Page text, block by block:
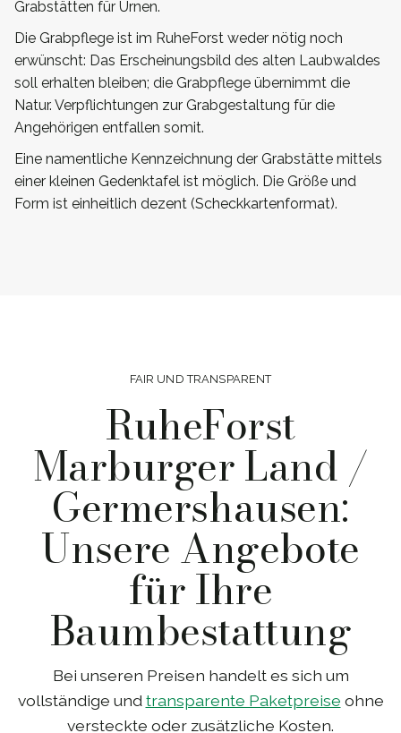
Grabstätten für Urnen.
Die Grabpflege ist im RuheForst weder nötig noch
erwünscht: Das Erscheinungsbild des alten Laubwaldes
soll erhalten bleiben; die Grabpflege übernimmt die
Natur. Verpflichtungen zur Grabgestaltung für die
Angehörigen entfallen somit.
Eine namentliche Kennzeichnung der Grabstätte mittels
einer kleinen Gedenktafel ist möglich. Die Größe und
Form ist einheitlich dezent (Scheckkartenformat).
FAIR UND TRANSPARENT
RuheForst
Marburger Land /
Germershausen:
Unsere Angebote
für Ihre
Baumbestattung
Bei unseren Preisen handelt es sich um
vollständige und transparente Paketpreise ohne
versteckte oder zusätzliche Kosten.